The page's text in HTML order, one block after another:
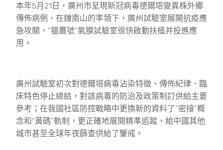
本年5月21日，廣州市呈現新冠病毒德爾塔變異株外鄉
傳佈病例，在鐘南山的率領下，廣州試驗室展開抗疫應
急攻關，“獵鷹號”氣膜試驗室很快啟動扶植并投進應
用。
廣州試驗室初次對德爾塔病毒沾染特徵、傳佈紀律、臨
床特色停止總結，對該病毒的防治及政策制訂供給主要
參考；在我國社區防控戰略中更換新的資料了“密接”概
念和“黃碼”軌制，更正確地展開精準追蹤，給中國其他
城市甚至全球年夜篩查供給了鑒戒。